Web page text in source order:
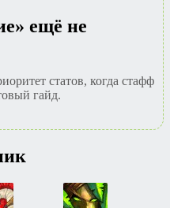
ещё не
статов, когда стафф
гайд.